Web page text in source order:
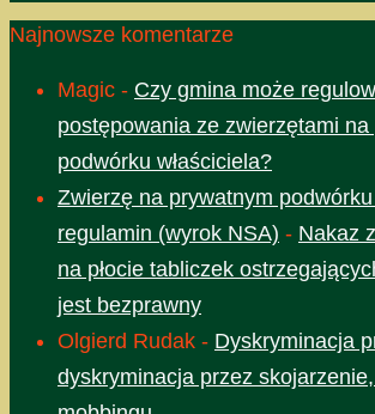
Najnowsze komentarze
Magic - Czy gmina może
postępowania ze zwierzętami na
podwórku właściciela?
Zwierzę na prywatnym
regulamin (wyrok NSA) - Nakaz
na płocie tabliczek
jest bezprawny
Olgierd Rudak - Dyskryminacja
dyskryminacja przez